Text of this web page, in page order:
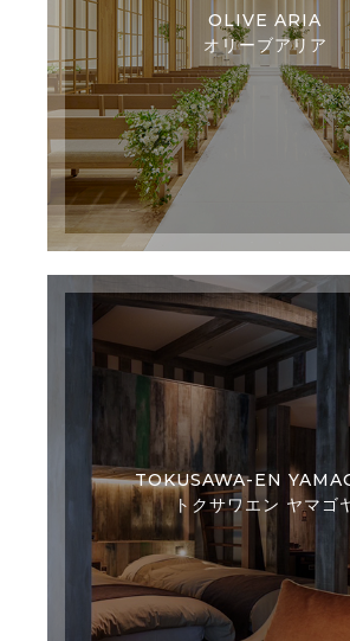
OLIVE ARIA
オリーブアリア
TOKUSAWA-EN
トクサワエン ヤマゴ